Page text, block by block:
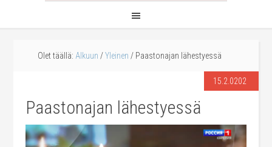
Olet täällä: Alkuun / Yleinen / Paastonajan lähestyessä
15.2.0202
Paastonajan lähestyessä